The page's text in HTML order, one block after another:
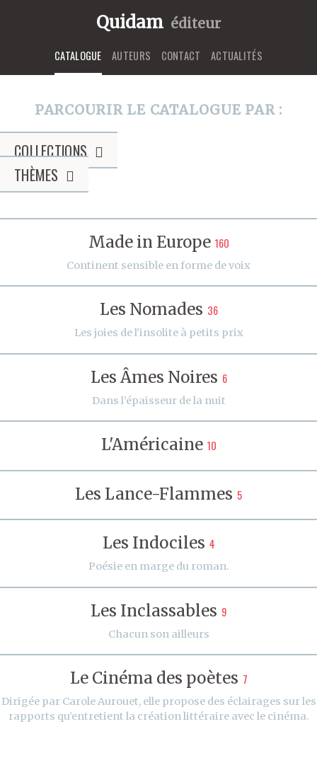
Quidam éditeur
CATALOGUE AUTEURS CONTACT ACTUALITÉS
PARCOURIR LE CATALOGUE PAR :
COLLECTIONS
THÈMES
Made in Europe 160
Continent sensible en forme de voix
Les Nomades 36
Les joies de l'insolite à petits prix
Les Âmes Noires 6
Dans l’épaisseur de la nuit
L'Américaine 10
Les Lance-Flammes 5
Les Indociles 4
Poésie en marge du roman.
Les Inclassables 9
Chacun son ailleurs
Le Cinéma des poètes 7
Dirigée par Carole Aurouet, elle propose des éclairages sur les
rapports qu’entretient la création littéraire avec le cinéma.